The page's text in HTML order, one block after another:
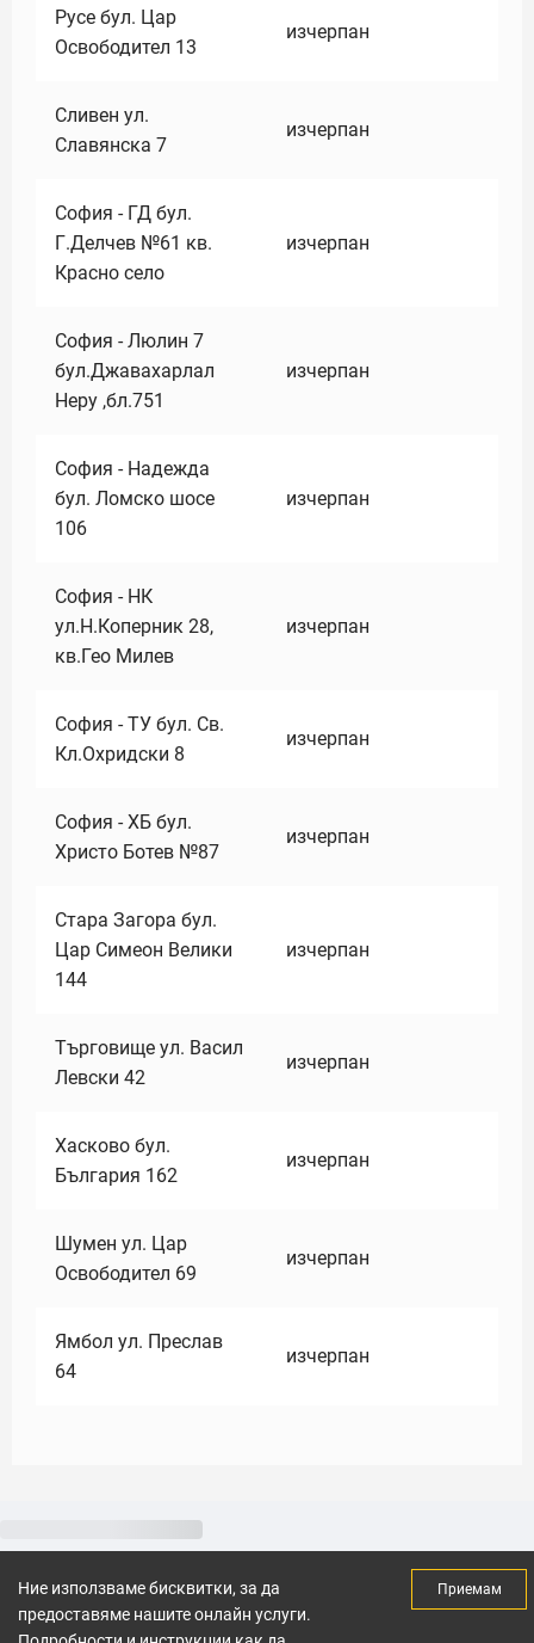
Русе бул. Цар
Освободител 13
изчерпан
Сливен ул.
Славянска 7
изчерпан
София - ГД бул.
Г.Делчев №61 кв.
Красно село
изчерпан
София - Люлин 7
бул.Джавахарлал
Неру ,бл.751
изчерпан
София - Надежда
бул. Ломско шосе
106
изчерпан
София - НК
ул.Н.Коперник 28,
кв.Гео Милев
изчерпан
София - ТУ бул. Св.
Кл.Охридски 8
изчерпан
София - ХБ бул.
Христо Ботев №87
изчерпан
Стара Загора бул.
Цар Симеон Велики
144
изчерпан
Търговище ул. Васил
Левски 42
изчерпан
Хасково бул.
България 162
изчерпан
Шумен ул. Цар
Освободител 69
изчерпан
Ямбол ул. Преслав
64
изчерпан
Ние използваме бисквитки, за да
предоставяме нашите онлайн услуги.
Приемам